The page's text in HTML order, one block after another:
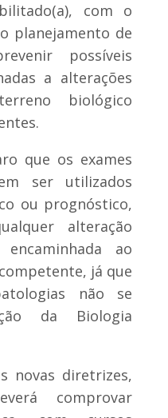
com o
planejamento de
possíveis
a alterações
biológico
que os exames
ser utilizados
ou prognóstico,
alteração
ao
já que
não se
da Biologia
novas diretrizes,
comprovar